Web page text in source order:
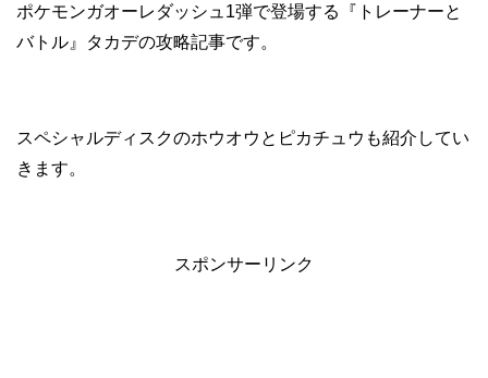
ポケモンガオーレダッシュ1弾で登場する『トレーナーと
バトル』タカデの攻略記事です。
スペシャルディスクのホウオウとピカチュウも紹介してい
きます。
スポンサーリンク